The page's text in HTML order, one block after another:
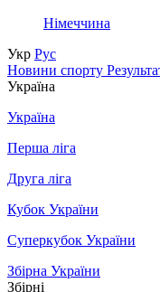
Німеччина
Укр Рус
Новини спорту
Україна
Україна
Перша ліга
Друга ліга
Кубок України
Суперкубок України
Збірна України
Збірні